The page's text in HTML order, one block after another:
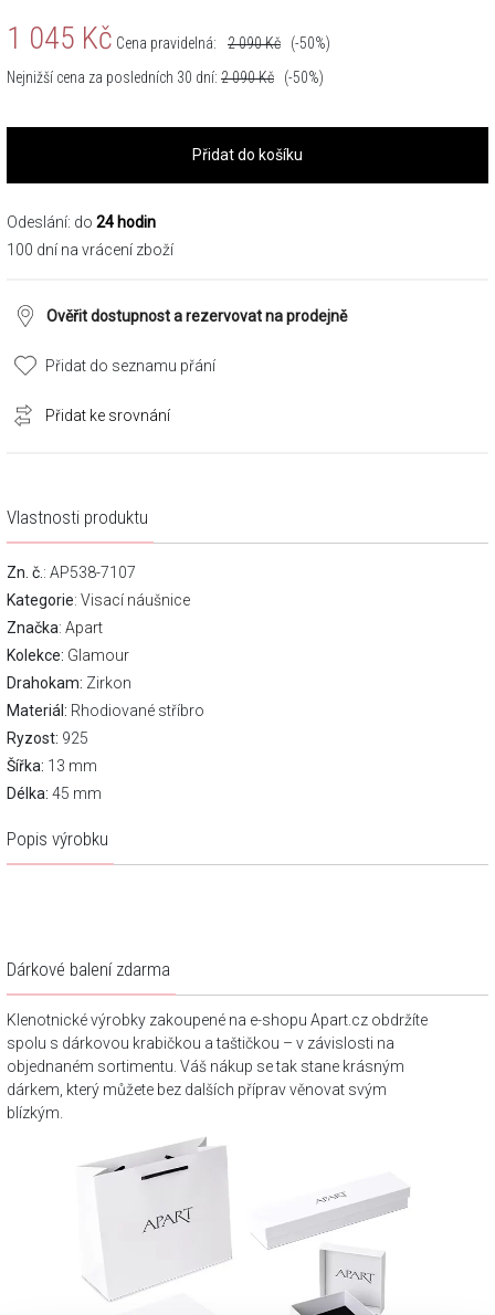
1 045 Kč Cena pravidelná: 2 090Kč
(-50%)
Nejnižší cena za posledních 30 dní: 2 090Kč (-50%)
Přidat do košíku
Odeslání: do 24 hodin
100 dní na vrácení zboží
Ověřit dostupnost a rezervovat na prodejně
Přidat do seznamu přání
Přidat ke srovnání
Vlastnosti produktu
Zn. č. : AP538-7107
Kategorie: Visací náušnice
Značka: Apart
Kolekce: Glamour
Drahokam: Zirkon
Materiál: Rhodiované stříbro
Ryzost: 925
Šířka: 13 mm
Délka: 45 mm
Popis výrobku
Dárkové balení zdarma
Klenotnické výrobky zakoupené na e-shopu Apart.cz obdržíte
spolu s dárkovou krabičkou a taštičkou – v závislosti na
objednaném sortimentu. Váš nákup se tak stane krásným
dárkem, který můžete bez dalších příprav věnovat svým
blízkým.